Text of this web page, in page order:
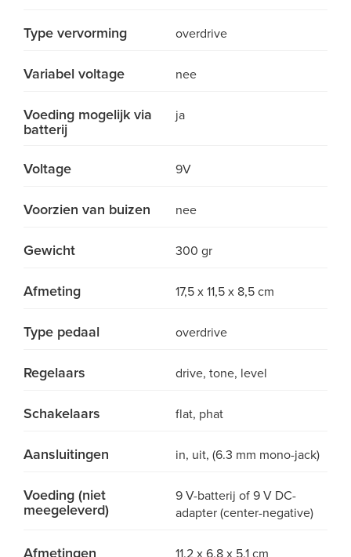
Type vervorming overdrive
Variabel voltage nee
Voeding mogelijk via
batterij
ja
Voltage 9V
Voorzien van buizen nee
Gewicht 300 gr
Afmeting 17,5 x 11,5 x 8,5 cm
Type pedaal overdrive
Regelaars drive, tone, level
Schakelaars flat, phat
Aansluitingen in, uit, (6.3 mm mono-jack)
Voeding (niet
meegeleverd)
9 V-batterij of 9 V DC-
adapter (center-negative)
Afmetingen 11.2 x 6.8 x 5.1 cm